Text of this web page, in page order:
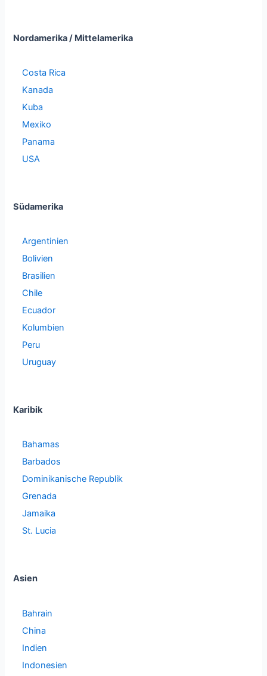
Nordamerika / Mittelamerika
Costa Rica
Kanada
Kuba
Mexiko
Panama
USA
Südamerika
Argentinien
Bolivien
Brasilien
Chile
Ecuador
Kolumbien
Peru
Uruguay
Karibik
Bahamas
Barbados
Dominikanische Republik
Grenada
Jamaika
St. Lucia
Asien
Bahrain
China
Indien
Indonesien